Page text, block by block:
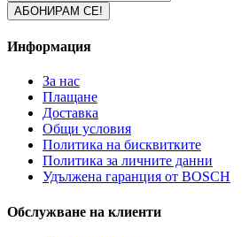
Информация
За нас
Плащане
Доставка
Общи условия
Политика на бисквитките
Политика за личните данни
Удължена гаранция от BOSCH
Обслужване на клиенти